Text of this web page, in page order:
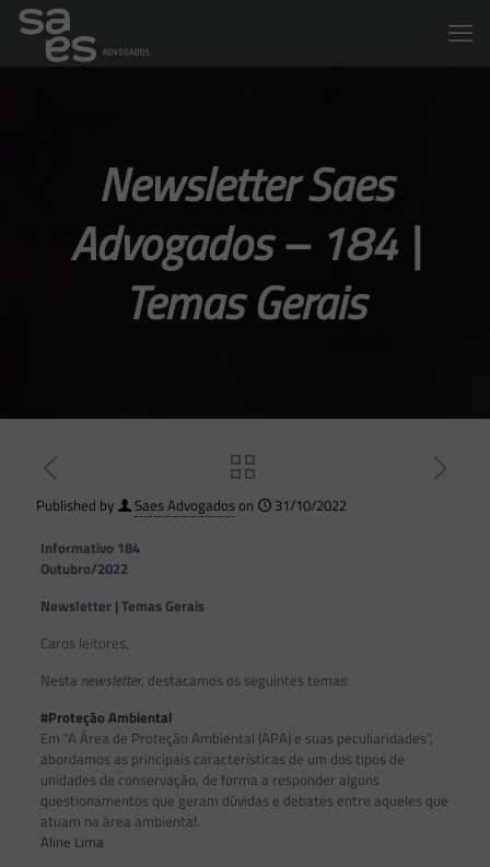
Newsletter Saes
Advogados – 184 |
Temas Gerais
Published by Saes Advogadoson
31/10/2022
Informativo 184
Outubro/2022
Newsletter | Temas Gerais
Caros leitores,
Nesta newsletter, destacamos os seguintes temas:
#Proteção Ambiental
Em “A Área de Proteção Ambiental (APA) e suas peculiaridades”,
abordamos as principais características de um dos tipos de
unidades de conservação, de forma a responder alguns
questionamentos que geram dúvidas e debates entre aqueles que
atuam na área ambiental.
Aline Lima